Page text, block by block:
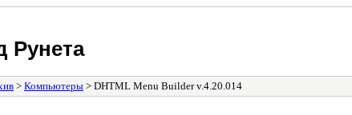
Рунета
> Компьютеры > DHTML Menu Builder v.4.20.014